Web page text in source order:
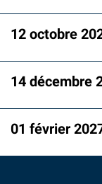
12 octobre
14 décembre
01 février